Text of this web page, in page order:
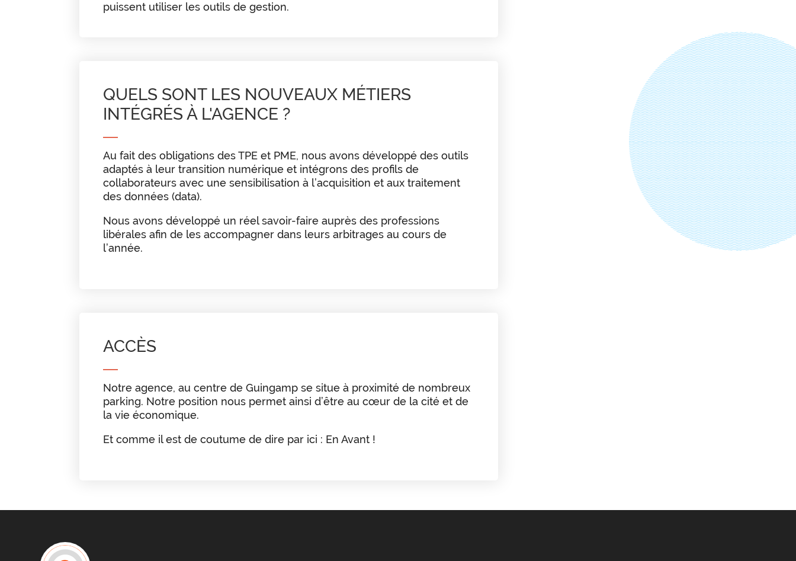
puissent utiliser les outils de gestion.
QUELS SONT LES NOUVEAUX MÉTIERS
INTÉGRÉS À L'AGENCE ?
Au fait des obligations des TPE et PME, nous avons développé des outils
adaptés à leur transition numérique et intégrons des profils de
collaborateurs avec une sensibilisation à l’acquisition et aux traitement
des données (data).
Nous avons développé un réel savoir-faire auprès des professions
libérales afin de les accompagner dans leurs arbitrages au cours de
l’année.
ACCÈS
Notre agence, au centre de Guingamp se situe à proximité de nombreux
parking. Notre position nous permet ainsi d’être au cœur de la cité et de
la vie économique.
Et comme il est de coutume de dire par ici : En Avant !